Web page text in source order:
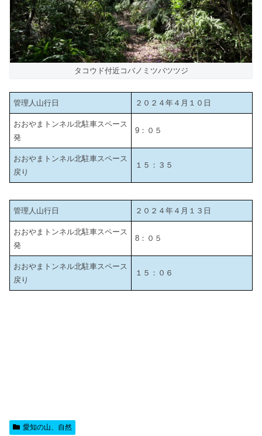
タコウド付近コバノミツバツツジ
管理人山行日 ２０２４年４月１０日
おおやまトンネル北駐車スペース
発
9：０５
おおやまトンネル北駐車スペース
戻り
１５：３５
管理人山行日 ２０２４年４月１３日
おおやまトンネル北駐車スペース
発
8：０５
おおやまトンネル北駐車スペース
戻り
１５：０６
愛知の山、自然